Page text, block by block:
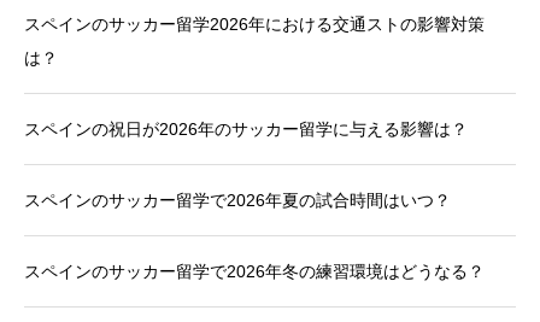
スペインのサッカー留学2026年における交通ストの影響対策
は？
スペインの祝日が2026年のサッカー留学に与える影響は？
スペインのサッカー留学で2026年夏の試合時間はいつ？
スペインのサッカー留学で2026年冬の練習環境はどうなる？